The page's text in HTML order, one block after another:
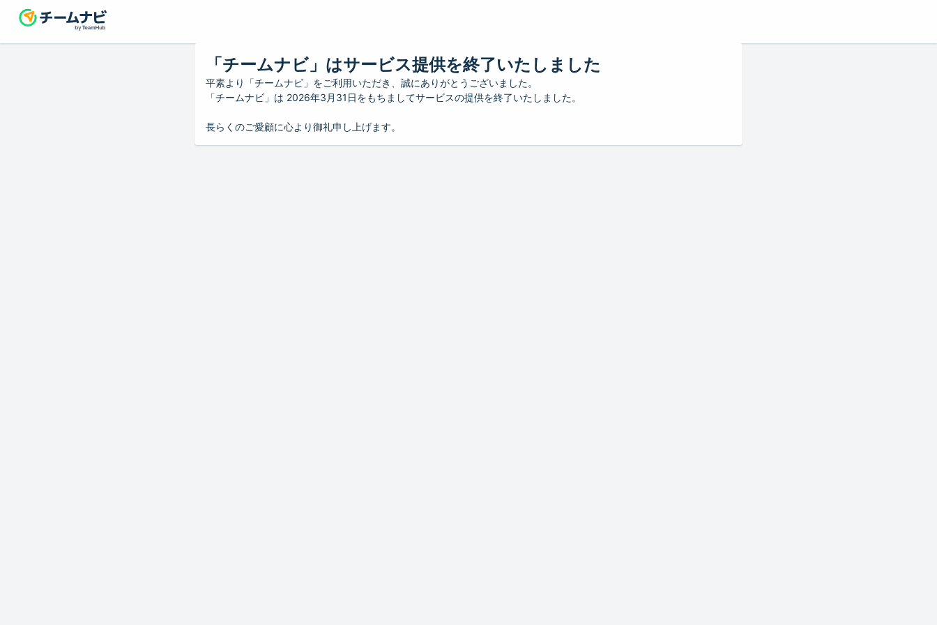
「チームナビ」はサービス提供を終了いたしました
平素より「チームナビ」をご利用いただき、誠にありがとうございました。
「チームナビ」は 2026年3月31日をもちましてサービスの提供を終了いたしました。
長らくのご愛顧に心より御礼申し上げます。